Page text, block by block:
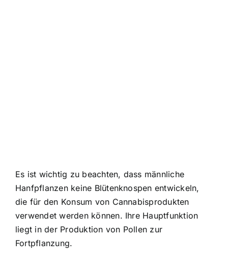
Es ist wichtig zu beachten, dass männliche
Hanfpflanzen keine Blütenknospen entwickeln,
die für den Konsum von Cannabisprodukten
verwendet werden können. Ihre Hauptfunktion
liegt in der Produktion von Pollen zur
Fortpflanzung.